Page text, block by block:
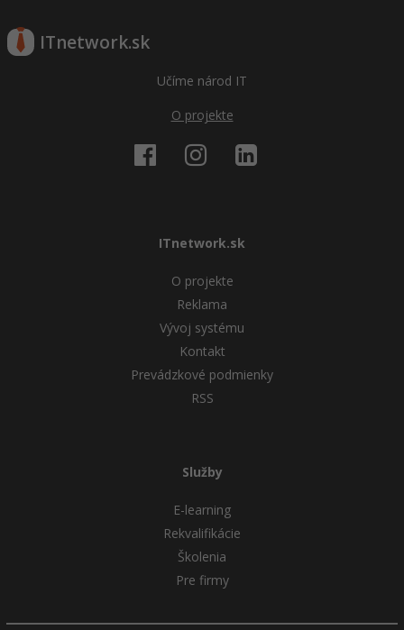
ITnetwork.sk
Učíme národ IT
O projekte
ITnetwork.sk
O projekte
Reklama
Vývoj systému
Kontakt
Prevádzkové podmienky
RSS
Služby
E-learning
Rekvalifikácie
Školenia
Pre firmy